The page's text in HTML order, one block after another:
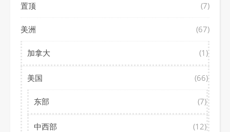
置顶 (7)
美洲 (67)
加拿大 (1)
美国 (66)
东部 (7)
中西部 (12)